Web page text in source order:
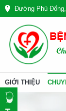
Đường Phù
GIỚI THIỆU